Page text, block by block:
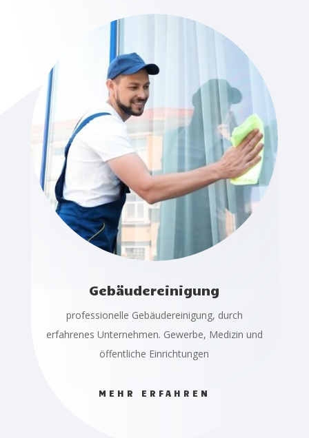
Gebäudereinigung
professionelle Gebäudereinigung, durch
erfahrenes Unternehmen. Gewerbe, Medizin und
öffentliche Einrichtungen
MEHR ERFAHREN